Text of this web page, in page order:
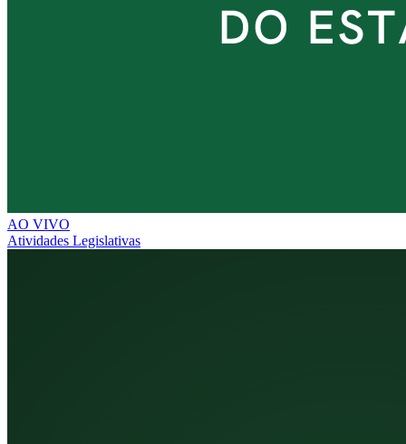
AO VIVO
Atividades Legislativas